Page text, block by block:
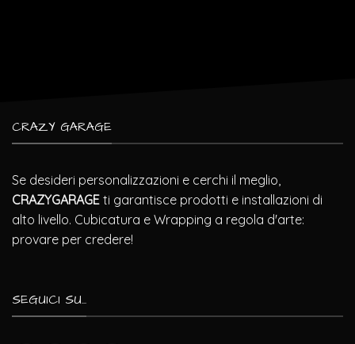
CRAZY GARAGE
Se desideri personalizzazioni e cerchi il meglio,
CRAZYGARAGE ti garantisce prodotti e installazioni di
alto livello. Cubicatura e Wrapping a regola d'arte:
provare per credere!
SEGUICI SU...